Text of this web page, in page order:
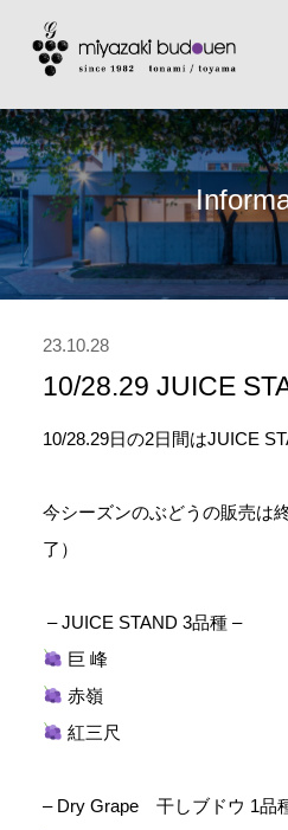
23.10.28
10/28.29 JUICE
10/28.29日の2日間はJUICE
今シーズンのぶどうの販売は
了）
– JUICE STAND 3品種 –
巨 峰
赤嶺
紅三尺
– Dry Grape 干しブドウ 1品